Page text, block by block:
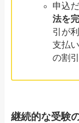
申込
法を
引が
支払
の割
継続的な受験